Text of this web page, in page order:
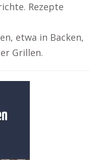
Rezepte
etwa in Backen,
Grillen.